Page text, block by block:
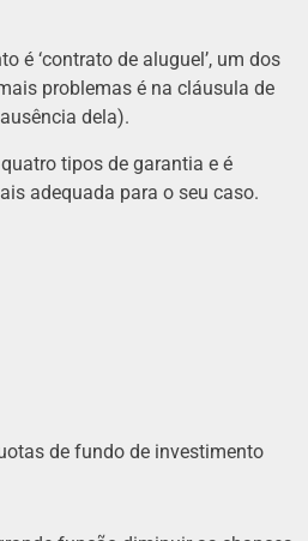
é ‘contrato de aluguel’, um dos
problemas é na cláusula de
dela).
tipos de garantia e é
adequada para o seu caso.
de fundo de investimento